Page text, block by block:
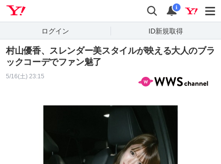
検索 通知
i
ログイン ID新規取得
村山優香、スレンダー美スタイルが映える大人のブラ
ックコーデでファン魅了
5/16(土) 23:15